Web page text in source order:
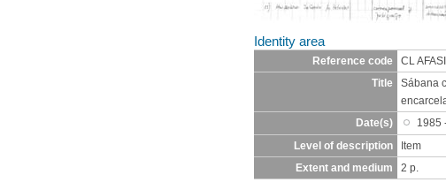
Identity area
Reference code
CL
Title
Sábana
Date(s)
1985
Level of description
Item
Extent and medium
2 p.